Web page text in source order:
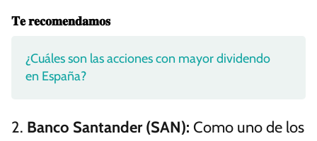
𝐓𝐞 𝐫𝐞𝐜𝐨𝐦𝐞𝐧𝐝𝐚𝐦𝐨𝐬
¿Cuáles son las acciones con mayor dividendo
en España?
2. Banco Santander (SAN): Como uno de los